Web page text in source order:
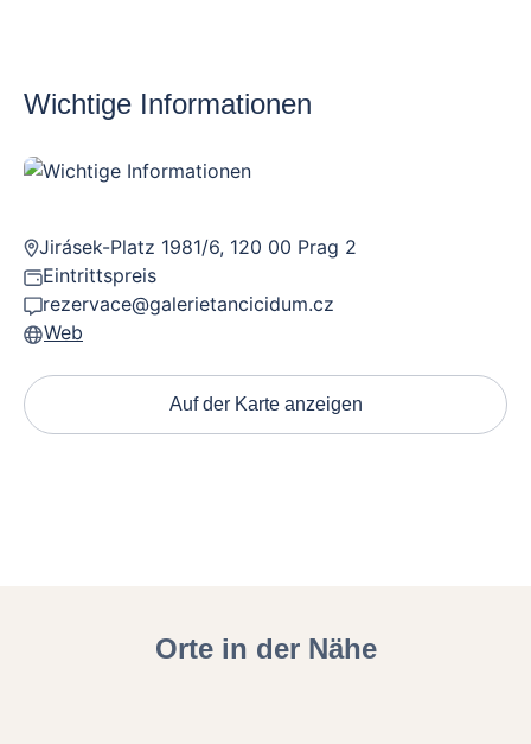
Wichtige Informationen
Jirásek-Platz 1981/6, 120 00 Prag 2
Eintrittspreis
rezervace@galerietancicidum.cz
Web
Auf der Karte anzeigen
Orte in der Nähe